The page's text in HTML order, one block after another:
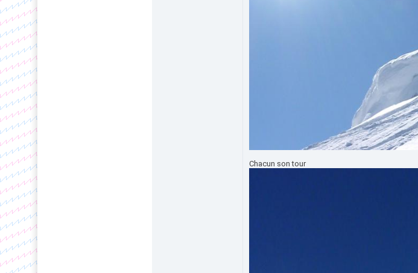
Chacun son tour